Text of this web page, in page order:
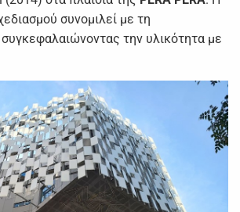
συνομιλεί με τη
την υλικότητα με